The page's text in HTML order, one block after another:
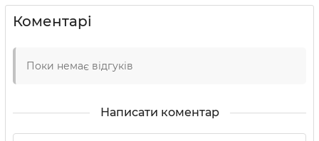
Коментарі
Поки немає відгуків
Написати коментар